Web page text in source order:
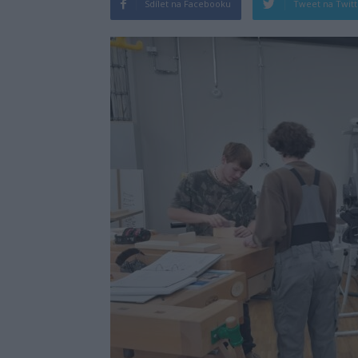
Sdílet na Facebooku Tweet na